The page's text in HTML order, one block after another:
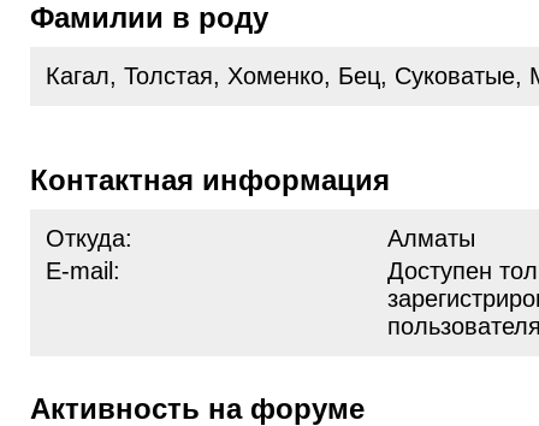
Фамилии в роду
Кагал, Толстая, Хоменко, Бец, Суковатые,
Контактная информация
Откуда:
Алматы
E-mail:
Доступен
Активность на форуме